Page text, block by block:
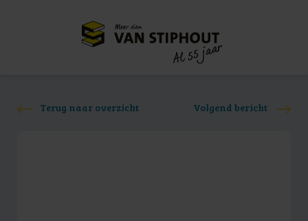
Meer dan
Al 55 jaar
Terug naar overzicht Volgend bericht